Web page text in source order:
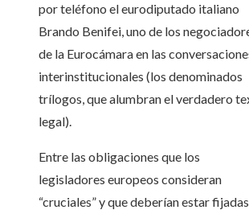
por teléfono el eurodiputado italiano
Brando Benifei, uno de los
de la Eurocámara en las
interinstitucionales (los denominados
trílogos, que alumbran el verdadero
legal).
Entre las obligaciones que los
legisladores europeos consideran
“cruciales” y que deberían estar